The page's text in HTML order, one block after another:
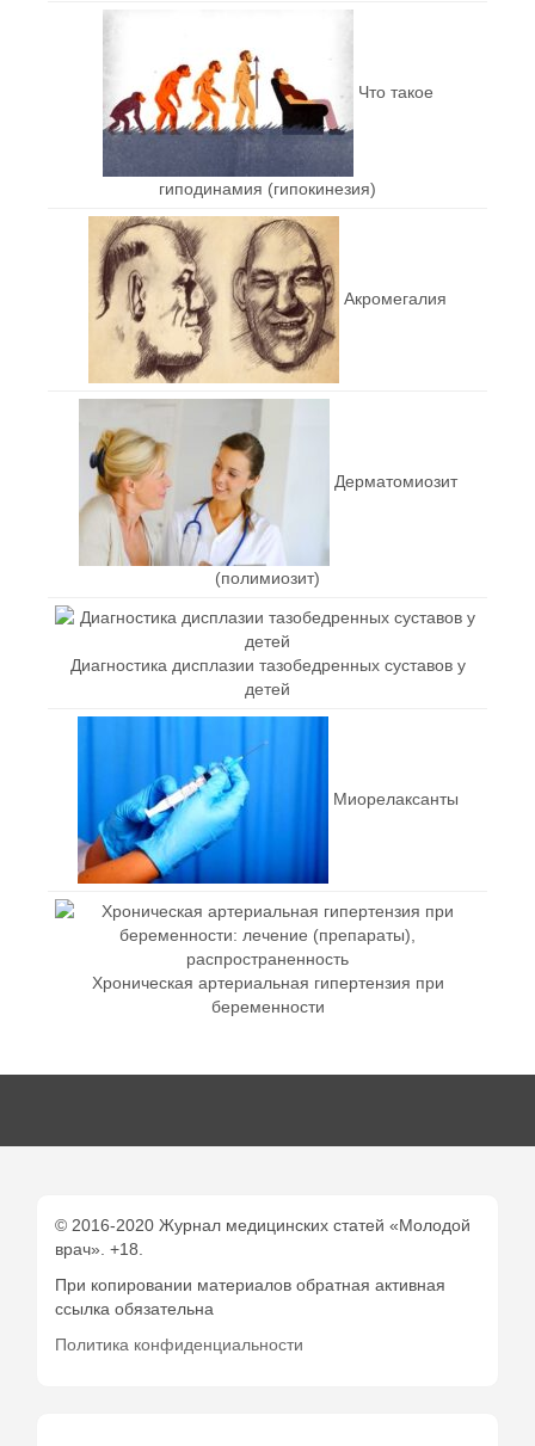
Что такое
гиподинамия (гипокинезия)
Акромегалия
Дерматомиозит
(полимиозит)
Диагностика дисплазии тазобедренных суставов у
детей
Миорелаксанты
Хроническая артериальная гипертензия при
беременности
© 2016-2020 Журнал медицинских статей «Молодой
врач». +18.
При копировании материалов обратная активная
ссылка обязательна
Политика конфиденциальности